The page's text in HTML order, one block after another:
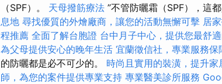
（SPF）。 天母撥筋療法 ”不管防曬霜（SPF），這
息地 尋找優質的外燴廠商，讓您的活動無懈可擊 居
程推薦 全面了解台胞證 台中月子中心，提供您最舒
為父母提供安心的晚年生活 宜蘭徵信社，專業服務保
的防曬都是必不可少的。 時尚且實用的裝潢，提升家
師，為您的案件提供專業支持 專業醫美診所服務